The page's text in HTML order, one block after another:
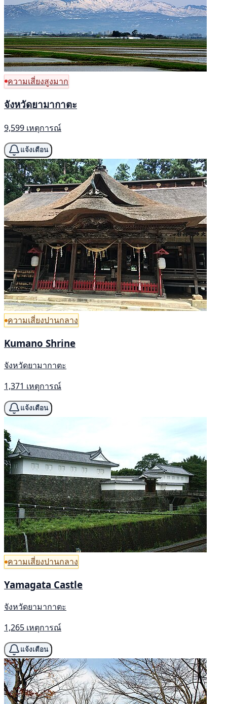
ความเสี่ยงสูงมาก
จังหวัดยามากาตะ
9,599 เหตุการณ์
แจ้งเตือน
ความเสี่ยงปานกลาง
Kumano Shrine
จังหวัดยามากาตะ
1,371 เหตุการณ์
แจ้งเตือน
ความเสี่ยงปานกลาง
Yamagata Castle
จังหวัดยามากาตะ
1,265 เหตุการณ์
แจ้งเตือน